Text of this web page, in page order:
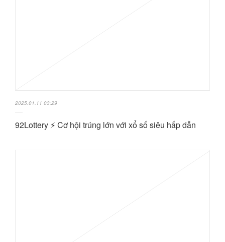
2025.01.11 03:29
92Lottery ⚡️ Cơ hội trúng lớn với xổ số siêu hấp dẫn